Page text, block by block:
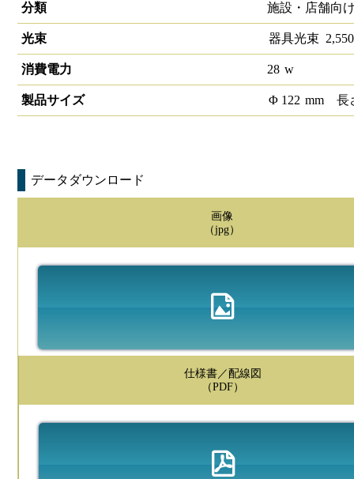
分類
施設・店舗向
光束 器具光束 2,550
消費電力 28 w
製品サイズ Φ 122 mm 長
データダウンロード
画像
（jpg）
仕様書／配線図
（PDF）